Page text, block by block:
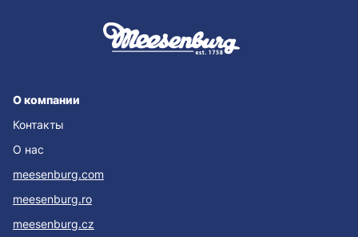
О компании
Контакты
О нас
meesenburg.com
meesenburg.ro
meesenburg.cz